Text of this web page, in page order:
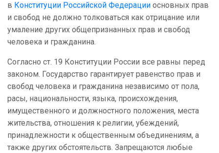
в Конституции Российской Федерации основных прав
и свобод не должно толковаться как отрицание или
умаление других общепризнанных прав и свобод
человека и гражданина.
Согласно ст. 19 Конституции России все равны перед
законом. Государство гарантирует равенство прав и
свобод человека и гражданина независимо от пола,
расы, национальности, языка, происхождения,
имущественного и должностного положения, места
жительства, отношения к религии, убеждений,
принадлежности к общественным объединениям, а
также других обстоятельств. Запрещаются любые